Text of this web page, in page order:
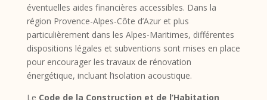
éventuelles aides financières accessibles. Dans la
région Provence-Alpes-Côte d’Azur et plus
particulièrement dans les Alpes-Maritimes, différentes
dispositions légales et subventions sont mises en place
pour encourager les travaux de rénovation
énergétique, incluant l’isolation acoustique.
Le Code de la Construction et de l’Habitation